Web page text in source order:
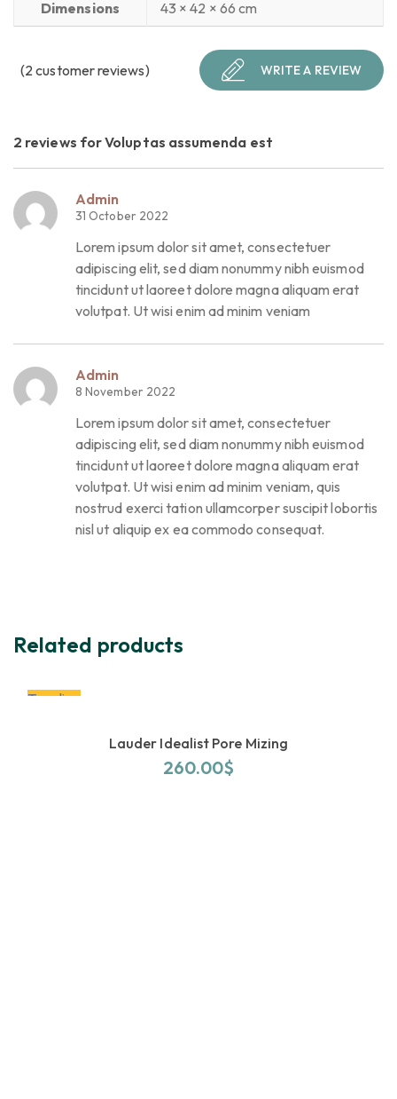
Dimensions 43 × 42 × 66 cm
(2 customer reviews) WRITE A REVIEW
2 reviews forVoluptas assumenda est
Admin
31 October 2022
Lorem ipsum dolor sit amet, consectetuer
adipiscing elit, sed diam nonummy nibh euismod
tincidunt ut laoreet dolore magna aliquam erat
volutpat. Ut wisi enim ad minim veniam
Admin
8 November 2022
Lorem ipsum dolor sit amet, consectetuer
adipiscing elit, sed diam nonummy nibh euismod
tincidunt ut laoreet dolore magna aliquam erat
volutpat. Ut wisi enim ad minim veniam, quis
nostrud exerci tation ullamcorper suscipit lobortis
nisl ut aliquip ex ea commodo consequat.
Related products
Trending
Lauder Idealist Pore Mizing
260.00$